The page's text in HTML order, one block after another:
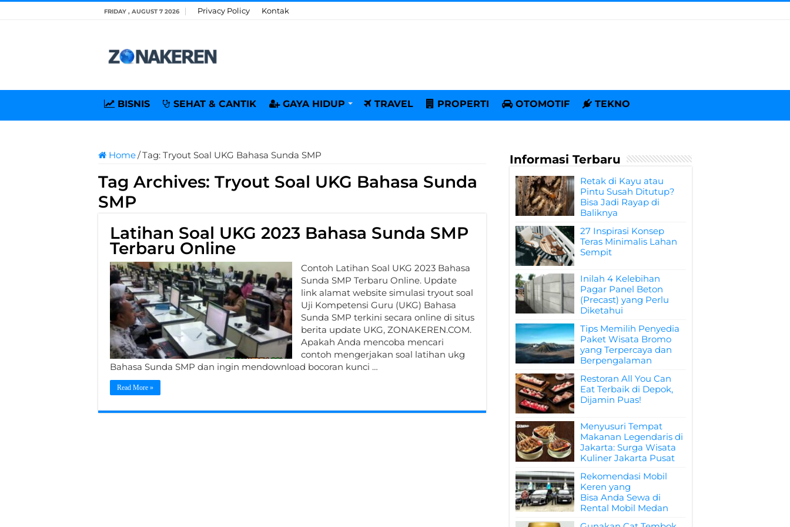
FRIDAY , AUGUST 7 2026 Privacy Policy Kontak
BISNIS SEHAT & CANTIK GAYA HIDUP TRAVEL PROPERTI OTOMOTIF TEKNO
Home/Tag: Tryout Soal UKG Bahasa Sunda SMP
Tag Archives: Tryout Soal UKG Bahasa Sunda
SMP
Latihan Soal UKG 2023 Bahasa Sunda SMP
Terbaru Online
Contoh Latihan Soal UKG 2023 Bahasa
Sunda SMP Terbaru Online. Update
link alamat website simulasi tryout soal
Uji Kompetensi Guru (UKG) Bahasa
Sunda SMP terkini secara online di situs
berita update UKG, ZONAKEREN.COM.
Apakah Anda mencoba mencari
contoh mengerjakan soal latihan ukg
Bahasa Sunda SMP dan ingin mendownload bocoran kunci …
Read More »
Informasi Terbaru
Retak di Kayu atau
Pintu Susah Ditutup?
Bisa Jadi Rayap di
Baliknya
27 Inspirasi Konsep
Teras Minimalis Lahan
Sempit
Inilah 4 Kelebihan
Pagar Panel Beton
(Precast) yang Perlu
Diketahui
Tips Memilih Penyedia
Paket Wisata Bromo
yang Terpercaya dan
Berpengalaman
Restoran All You Can
Eat Terbaik di Depok,
Dijamin Puas!
Menyusuri Tempat
Makanan Legendaris di
Jakarta: Surga Wisata
Kuliner Jakarta Pusat
Rekomendasi Mobil
Keren yang
Bisa Anda Sewa di
Rental Mobil Medan